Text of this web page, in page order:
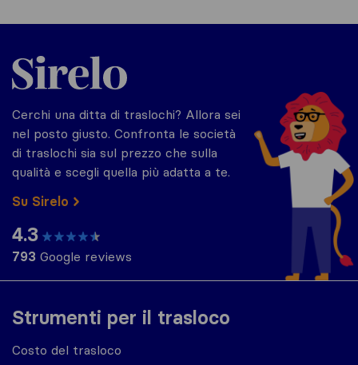
Strumenti per il trasloco
Costo del trasloco
Sirelo.it
Cerchi una ditta di traslochi? Allora sei
nel posto giusto. Confronta le società
di traslochi sia sul prezzo che sulla
qualità e scegli quella più adatta a te.
Su Sirelo
4.3
793 Google reviews